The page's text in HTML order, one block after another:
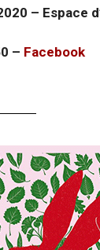
– Espace
– Facebook